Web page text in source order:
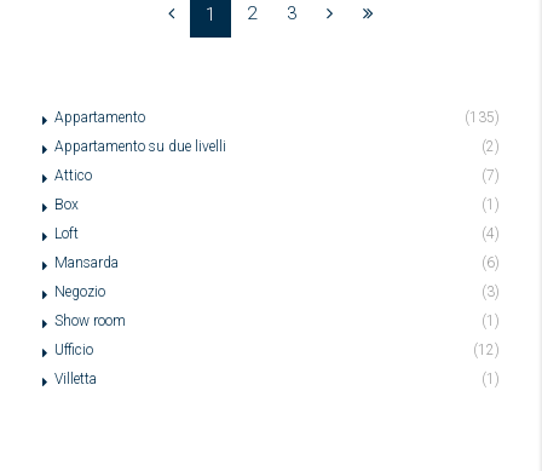
1 2 3
Appartamento
(135)
Appartamento su due livelli
(2)
Attico
(7)
Box
(1)
Loft
(4)
Mansarda
(6)
Negozio
(3)
Show room
(1)
Ufficio
(12)
Villetta
(1)